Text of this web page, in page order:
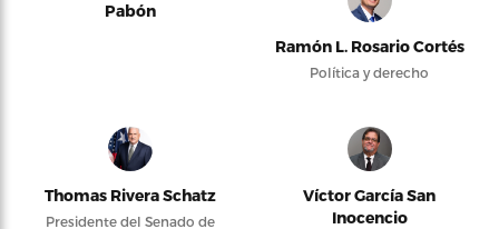
Pabón
Ramón L. Rosario Cortés
Política y derecho
Thomas Rivera Schatz
Presidente del Senado de
Víctor García San
Inocencio